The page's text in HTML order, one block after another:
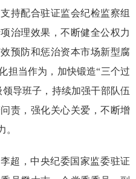
持配合驻证监会纪检监察组
治理效果，不断健全公权力
预防和惩治资本市场新型腐
担当作为，加快锻造“三个过
导班子，持续加强干部队伍
责，强化关心关爱，不断增
。
超，中央纪委国家监委驻证